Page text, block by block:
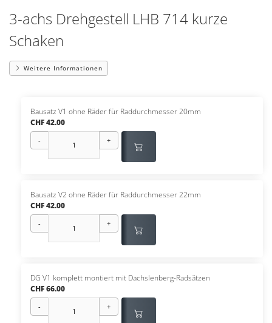
3-achs Drehgestell LHB 714 kurze
Schaken
Weitere Informationen
Bausatz V1 ohne Räder für Raddurchmesser 20mm
CHF 42.00
- +
Bausatz V2 ohne Räder für Raddurchmesser 22mm
CHF 42.00
- +
DG V1 komplett montiert mit Dachslenberg-Radsätzen
CHF 66.00
- +